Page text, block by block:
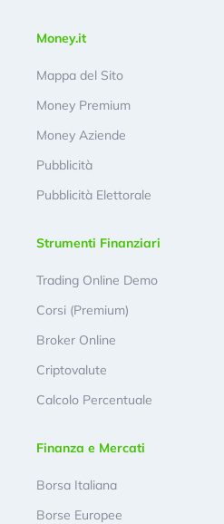
Money.it
Mappa del Sito
Money Premium
Money Aziende
Pubblicità
Pubblicità Elettorale
Strumenti Finanziari
Trading Online Demo
Corsi (Premium)
Broker Online
Criptovalute
Calcolo Percentuale
Finanza e Mercati
Borsa Italiana
Borse Europee